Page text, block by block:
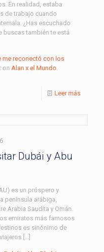
En realidad, estaba
de trabajo cuando
¿Has escuchado
buscas también te está
me reconectó con los
on Alan x el Mundo.
Leer más
Dubái y Abu
es un próspero y
península arábiga,
Arabia Saudita y Omán.
emiratos más famosos
es sinónimo de
[…]